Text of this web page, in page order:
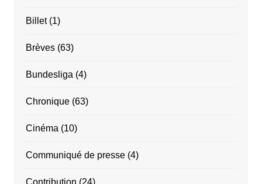
Billet(1)
Brèves(63)
Bundesliga (4)
Chronique(63)
Cinéma (10)
Communiqué de presse(4)
Contribution (24)